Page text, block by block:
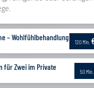
– Wohlfühlbehandlung
120 Min.
für Zwei im Private
50 Min.